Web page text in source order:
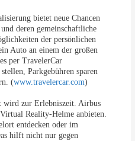
bietet neue Chancen
deren gemeinschaftliche
der persönlichen
Auto an einem der großen
per TravelerCar
Parkgebühren sparen
(www.travelercar.com)
wird zur Erlebniszeit. Airbus
Reality-Helme anbieten.
entdecken oder im
hilft nicht nur gegen